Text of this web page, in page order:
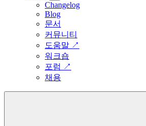
Changelog
Blog
문서
커뮤니티
도움말 ↗
워크숍
포럼 ↗
채용